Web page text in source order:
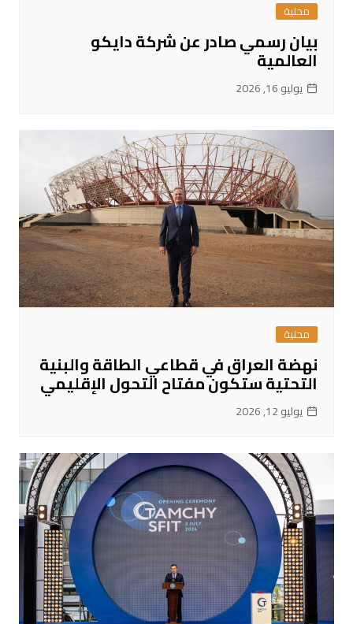
محلية
بيان رسمي صادر عن شركة دايكو
العالمية
يوليو 16, 2026
محلية
نهضة العراق في قطاعي الطاقة والبنية
التحتية ستكون مفتاح التحول الإقليمي
يوليو 12, 2026